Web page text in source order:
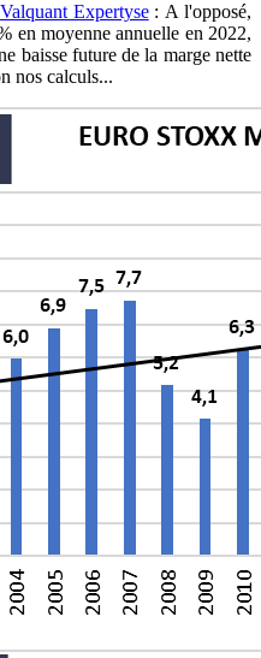
Valquant Expertyse: A l'opposé,
en moyenne annuelle en 2022,
baisse future de la marge nette
nos calculs...